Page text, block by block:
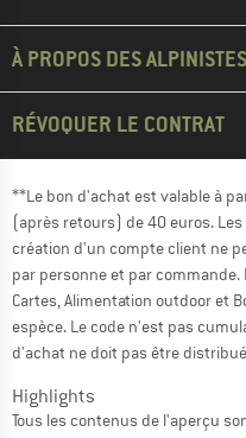
À PROPOS DES ALPINISTES
RÉVOQUER LE CONTRAT
**Le bon d'achat est valable à
(après retours) de 40 euros.
création d'un compte client ne
par personne et par
Cartes, Alimentation outdoor et
espèce. Le code n'est pas
d'achat ne doit pas être
Highlights
Tous les contenus de l'aperçu